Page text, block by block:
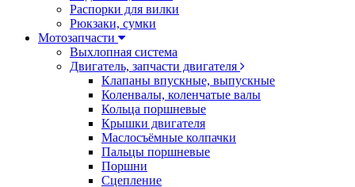
Распорки для вилки
Рюкзаки, сумки
Мотозапчасти
Выхлопная система
Двигатель, запчасти двигателя
Клапаны впускные, выпускные
Коленвалы, коленчатые валы
Кольца поршневые
Крышки двигателя
Маслосъёмные колпачки
Пальцы поршневые
Поршни
Сцепление